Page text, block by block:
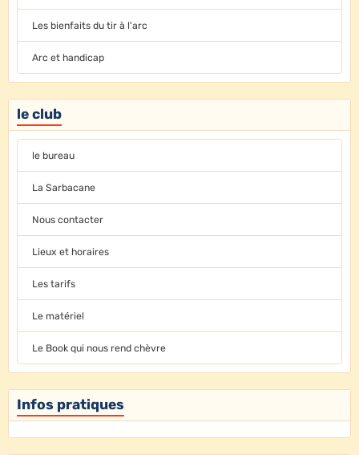
Les bienfaits du tir à l'arc
Arc et handicap
le club
le bureau
La Sarbacane
Nous contacter
Lieux et horaires
Les tarifs
Le matériel
Le Book qui nous rend chèvre
Infos pratiques